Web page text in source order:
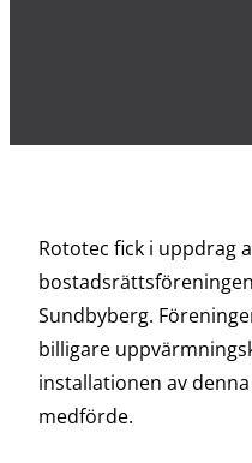
Rototec fick i uppdrag
Sundbyberg.
billigare
installationen av
medförde.